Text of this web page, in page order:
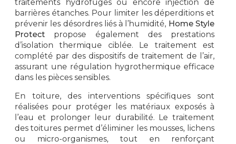
traitements hydrofuges ou encore injection de
barrières étanches. Pour limiter les déperditions et
prévenir les désordres liés à l’humidité, Home Style
Protect propose également des prestations
d’isolation thermique ciblée. Le traitement est
complété par des dispositifs de traitement de l’air,
assurant une régulation hygrothermique efficace
dans les pièces sensibles.
En toiture, des interventions spécifiques sont
réalisées pour protéger les matériaux exposés à
l’eau et prolonger leur durabilité. Le traitement
des toitures permet d’éliminer les mousses, lichens
ou micro-organismes, tout en renforçant